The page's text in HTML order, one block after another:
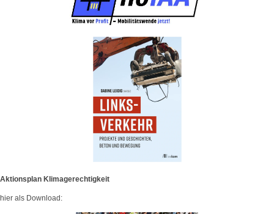
Aktionsplan Klimagerechtigkeit
hier als Download: